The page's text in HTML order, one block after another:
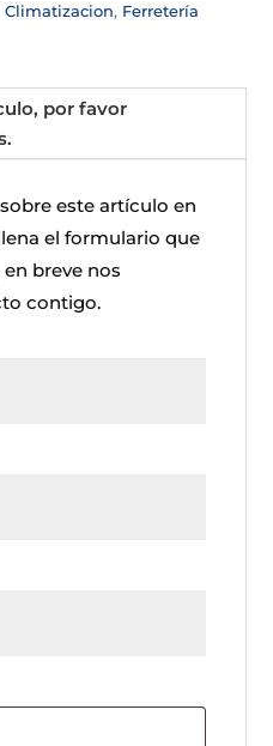
Climatizacion, Ferretería
por favor
este artículo en
el formulario que
breve nos
contigo.